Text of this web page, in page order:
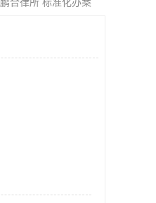
合律所 标准化办案